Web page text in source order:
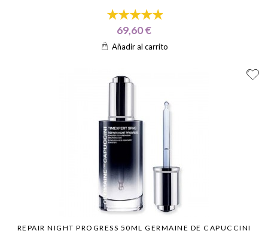
69,60 €
Añadir al carrito
REPAIR NIGHT PROGRESS 50ML GERMAINE DE CAPUCCINI